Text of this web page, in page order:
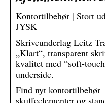
Kontortilbehør | Stort
JYSK
Skriveunderlag Leitz
„Klart“, transparent
kvalitet med “soft-
underside.
Find nyt kontortilbehør